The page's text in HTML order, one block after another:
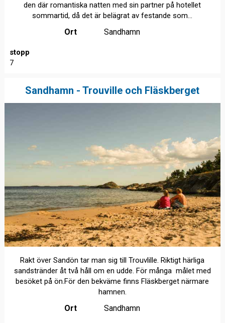
den där romantiska natten med sin partner på hotellet
sommartid, då det är belägrat av festande som...
Ort Sandhamn
stopp
7
Sandhamn - Trouville och Fläskberget
Rakt över Sandön tar man sig till Trouvlille. Riktigt härliga
sandstränder åt två håll om en udde. För många målet med
besöket på ön.För den bekväme finns Fläskberget närmare
hamnen.
Ort Sandhamn